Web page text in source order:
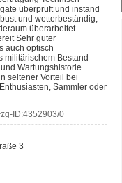
überprüft und instand
und wetterbeständig,
überarbeitet –
Sehr guter
auch optisch
militärischem Bestand
Wartungshistorie
seltener Vorteil bei
Sammler oder
3
ID:4352903/0